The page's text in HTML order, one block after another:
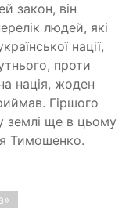
закон, він
людей, які
нації,
проти
нація, жоден
Гіршого
землі ще в цьому
Тимошенко.